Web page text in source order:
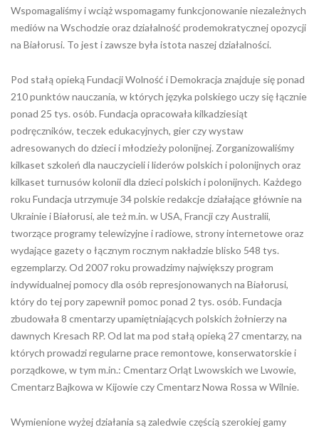
Wspomagaliśmy i wciąż wspomagamy funkcjonowanie niezależnych
mediów na Wschodzie oraz działalność prodemokratycznej opozycji
na Białorusi. To jest i zawsze była istota naszej działalności.
Pod stałą opieką Fundacji Wolność i Demokracja znajduje się ponad
210 punktów nauczania, w których języka polskiego uczy się łącznie
ponad 25 tys. osób. Fundacja opracowała kilkadziesiąt
podręczników, teczek edukacyjnych, gier czy wystaw
adresowanych do dzieci i młodzieży polonijnej. Zorganizowaliśmy
kilkaset szkoleń dla nauczycieli i liderów polskich i polonijnych oraz
kilkaset turnusów kolonii dla dzieci polskich i polonijnych. Każdego
roku Fundacja utrzymuje 34 polskie redakcje działające głównie na
Ukrainie i Białorusi, ale też m.in. w USA, Francji czy Australii,
tworzące programy telewizyjne i radiowe, strony internetowe oraz
wydające gazety o łącznym rocznym nakładzie blisko 548 tys.
egzemplarzy. Od 2007 roku prowadzimy największy program
indywidualnej pomocy dla osób represjonowanych na Białorusi,
który do tej pory zapewnił pomoc ponad 2 tys. osób. Fundacja
zbudowała 8 cmentarzy upamiętniających polskich żołnierzy na
dawnych Kresach RP. Od lat ma pod stałą opieką 27 cmentarzy, na
których prowadzi regularne prace remontowe, konserwatorskie i
porządkowe, w tym m.in.: Cmentarz Orląt Lwowskich we Lwowie,
Cmentarz Bajkowa w Kijowie czy Cmentarz Nowa Rossa w Wilnie.
Wymienione wyżej działania są zaledwie częścią szerokiej gamy